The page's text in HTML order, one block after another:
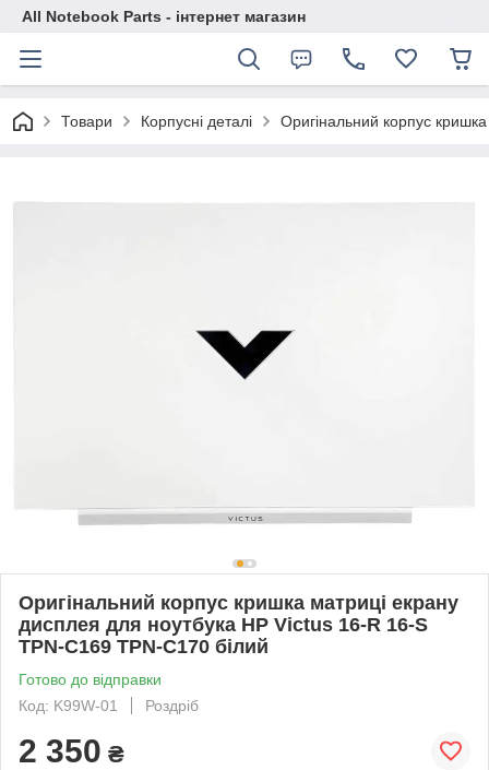
All Notebook Parts - інтернет магазин
Товари Корпусні деталі Оригінальний корпус
Оригінальний корпус кришка матриці екрану
дисплея для ноутбука HP Victus 16-R 16-S
TPN-C169 TPN-C170 білий
Готово до відправки
Код: K99W-01
Роздріб
2 350 ₴